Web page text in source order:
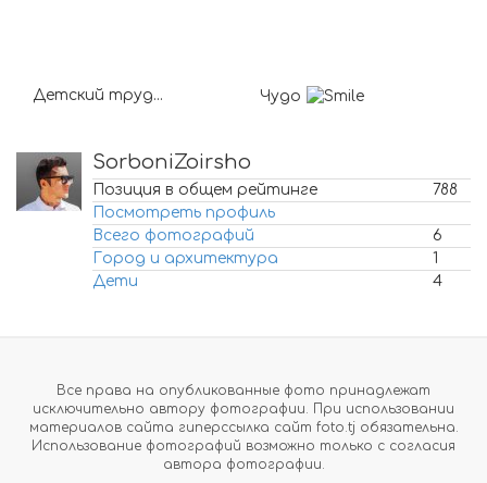
Детский труд... Чудо
SorboniZoirsho
Позиция в общем рейтинге
788
Посмотреть профиль
Всего фотографий
6
Город и архитектура
1
Дети
4
Все права на опубликованные фото принадлежат
исключительно автору фотографии. При использовании
материалов сайта гиперссылка сайт foto.tj обязательна.
Использование фотографий возможно только с согласия
автора фотографии.